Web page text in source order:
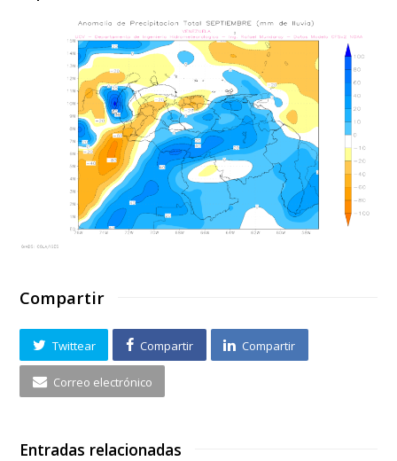
Compartir
Twittear Compartir Compartir
Correo electrónico
Entradas relacionadas